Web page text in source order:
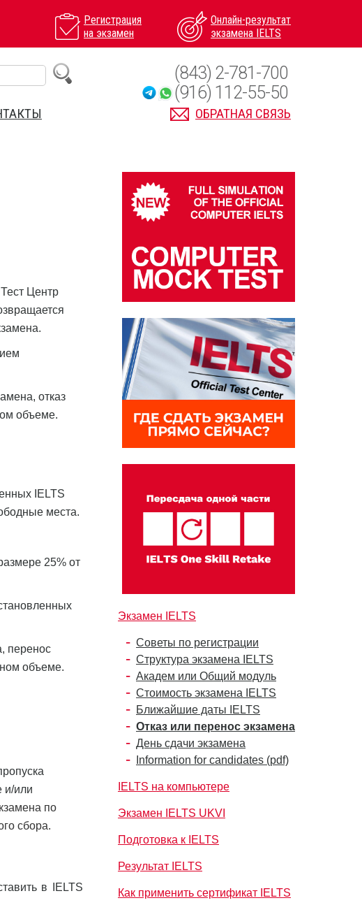
Регистрация
на экзамен
Онлайн-результат
экзамена IELTS
ОБРАТНАЯ СВЯЗЬ
(843) 2-781-700
(916) 112-55-50
Центр
отказ
объеме.
IELTS
места.
25% от
перенос
объеме.
и/или
по
сбора.
в IELTS
Экзамен IELTS
Советы по регистрации
Структура экзамена IELTS
Академ или Общий модуль
Стоимость экзамена IELTS
Ближайшие даты IELTS
Отказ или перенос экзамена
День сдачи экзамена
Information for candidates (pdf)
IELTS на компьютере
Экзамен IELTS UKVI
Подготовка к IELTS
Результат IELTS
Как применить сертификат IELTS